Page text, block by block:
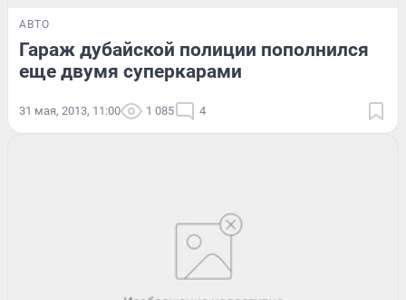
АВТО
Гараж дубайской полиции пополнился
еще двумя суперкарами
31 мая, 2013, 11:00 1 085 4